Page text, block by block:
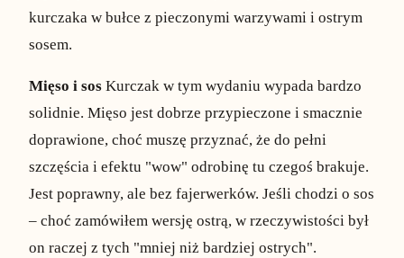
kurczaka w bułce z pieczonymi warzywami i ostrym
sosem.
Mięso i sos Kurczak w tym wydaniu wypada bardzo
solidnie. Mięso jest dobrze przypieczone i smacznie
doprawione, choć muszę przyznać, że do pełni
szczęścia i efektu "wow" odrobinę tu czegoś brakuje.
Jest poprawny, ale bez fajerwerków. Jeśli chodzi o sos
– choć zamówiłem wersję ostrą, w rzeczywistości był
on raczej z tych "mniej niż bardziej ostrych".